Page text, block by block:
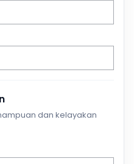
dan kelayakan